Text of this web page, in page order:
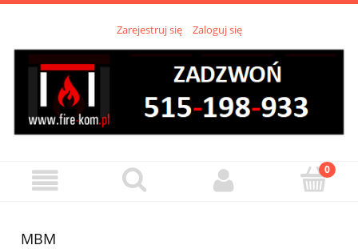
Zarejestruj się Zaloguj się
MBM